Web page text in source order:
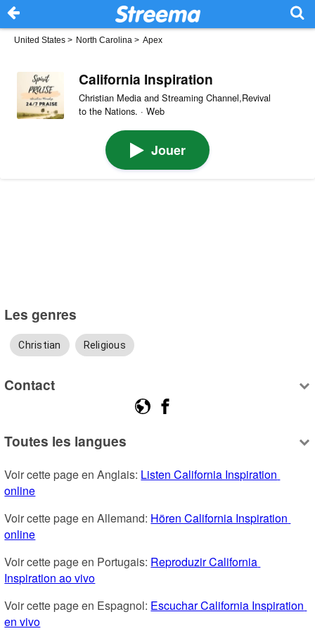
United States > North Carolina > Apex
California Inspiration
Christian Media and Streaming Channel,Revival
to the Nations. · Web
Jouer
Les genres
Christian Religious
Contact
Toutes les langues
Voir cette page en Anglais: Listen California Inspiration
online
Voir cette page en Allemand: Hören California Inspiration
online
Voir cette page en Portugais: Reproduzir California
Inspiration ao vivo
Voir cette page en Espagnol: Escuchar California Inspiration
en vivo